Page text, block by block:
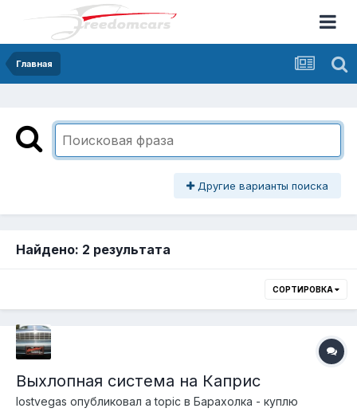
Главная
Другие варианты поиска
Найдено: 2 результата
СОРТИРОВКА
Выхлопная система на Каприс
lostvegas опубликовал a topic в Барахолка - куплю